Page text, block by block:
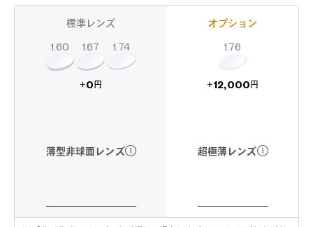
標準レンズ
1.60 1.67 1.74
+0 円
薄型非球面レンズ
オプション
1.76
+12,000 円
超極薄レンズ